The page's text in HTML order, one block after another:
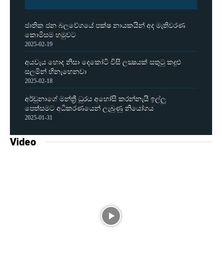
ජාතික ජන බලවේගයේ පක්ෂ නායකයින් අද මැතිවරණ
කොමිසම හමුවට
2025-02-19
අයවැය හොද නිසා දෙකෝටි විසි ලක්‍ෂයක් සතුටු කදුළු
සලමින් හිනැහෙනවා
2025-02-18
අර්චුනාගේ මන්ත්‍රී ධුරය අහෝසි කරන්නැයි ඉල්ලූ
පෙත්සමට අධිකරණයෙන් ලැබුණු නියෝගය
2025-01-31
Video